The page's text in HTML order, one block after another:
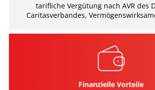
tariﬂiche Vergütung nach AVR des
Caritasverbandes,
Finanzielle Vorteile